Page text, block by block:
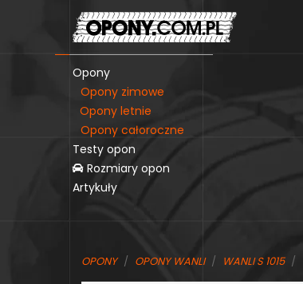
Opony
Opony zimowe
Opony letnie
Opony całoroczne
Testy opon
Rozmiary opon
Artykuły
OPONY OPONY WANLI WANLI S 1015